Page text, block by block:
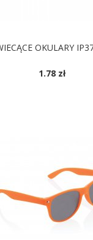
OKULARY
1.78 zł